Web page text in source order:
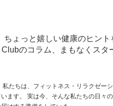
ちょっと嬉しい健康のヒン
のコラム、まもなくスタ
たちは、フィットネス・リラクゼー
ます。 実は今、そんな私たちの日々